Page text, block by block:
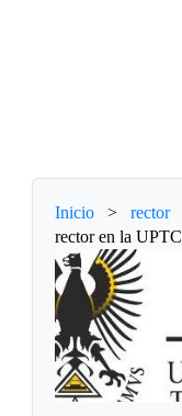
Inicio > rector
rector en la UPTC